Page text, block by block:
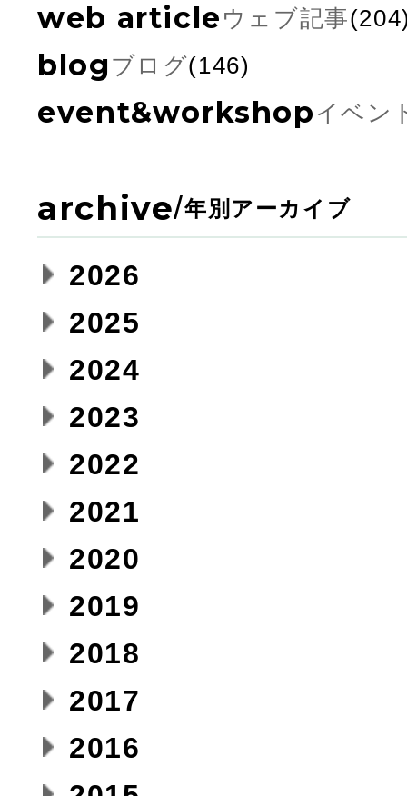
web article ウェブ記事
blog ブログ(146)
event&workshopイベン
archive/年別アーカイブ
2026
2025
2024
2023
2022
2021
2020
2019
2018
2017
2016